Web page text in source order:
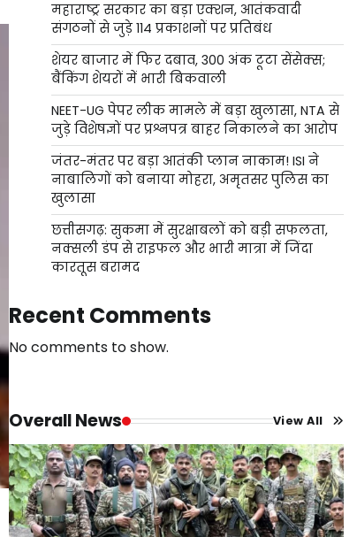
महाराष्ट्र सरकार का बड़ा एक्शन, आतंकवादी
संगठनों से जुड़े 114 प्रकाशनों पर प्रतिबंध
शेयर बाजार में फिर दबाव, 300 अंक टूटा सेंसेक्स;
बैंकिंग शेयरों में भारी बिकवाली
NEET-UG पेपर लीक मामले में बड़ा खुलासा, NTA से
जुड़े विशेषज्ञों पर प्रश्नपत्र बाहर निकालने का आरोप
जंतर-मंतर पर बड़ा आतंकी प्लान नाकाम! ISI ने
नाबालिगों को बनाया मोहरा, अमृतसर पुलिस का
खुलासा
छत्तीसगढ़: सुकमा में सुरक्षाबलों को बड़ी सफलता,
नक्सली डंप से राइफल और भारी मात्रा में जिंदा
कारतूस बरामद
Recent Comments
No comments to show.
Overall News View All